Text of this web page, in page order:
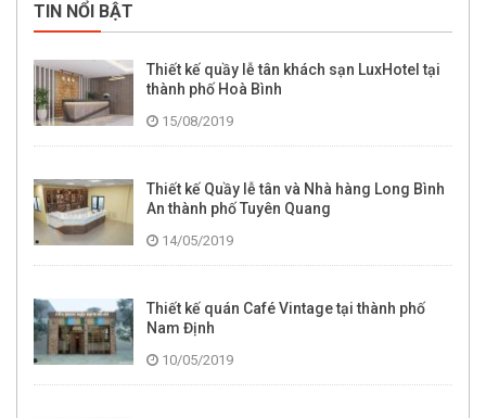
TIN NỔI BẬT
Thiết kế quầy lễ tân khách sạn LuxHotel tại
thành phố Hoà Bình
15/08/2019
Thiết kế Quầy lễ tân và Nhà hàng Long Bình
An thành phố Tuyên Quang
14/05/2019
Thiết kế quán Café Vintage tại thành phố
Nam Định
10/05/2019